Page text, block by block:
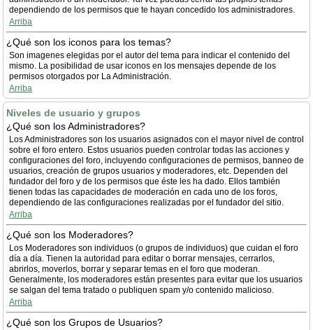
dependiendo de los permisos que te hayan concedido los administradores.
Arriba
¿Qué son los iconos para los temas?
Son imagenes elegidas por el autor del tema para indicar el contenido del
mismo. La posibilidad de usar iconos en los mensajes depende de los
permisos otorgados por La Administración.
Arriba
Niveles de usuario y grupos
¿Qué son los Administradores?
Los Administradores son los usuarios asignados con el mayor nivel de control
sobre el foro entero. Estos usuarios pueden controlar todas las acciones y
configuraciones del foro, incluyendo configuraciones de permisos, banneo de
usuarios, creación de grupos usuarios y moderadores, etc. Dependen del
fundador del foro y de los permisos que éste les ha dado. Ellos también
tienen todas las capacidades de moderación en cada uno de los foros,
dependiendo de las configuraciones realizadas por el fundador del sitio.
Arriba
¿Qué son los Moderadores?
Los Moderadores son individuos (o grupos de individuos) que cuidan el foro
día a día. Tienen la autoridad para editar o borrar mensajes, cerrarlos,
abrirlos, moverlos, borrar y separar temas en el foro que moderan.
Generalmente, los moderadores están presentes para evitar que los usuarios
se salgan del tema tratado o publiquen spam y/o contenido malicioso.
Arriba
¿Qué son los Grupos de Usuarios?